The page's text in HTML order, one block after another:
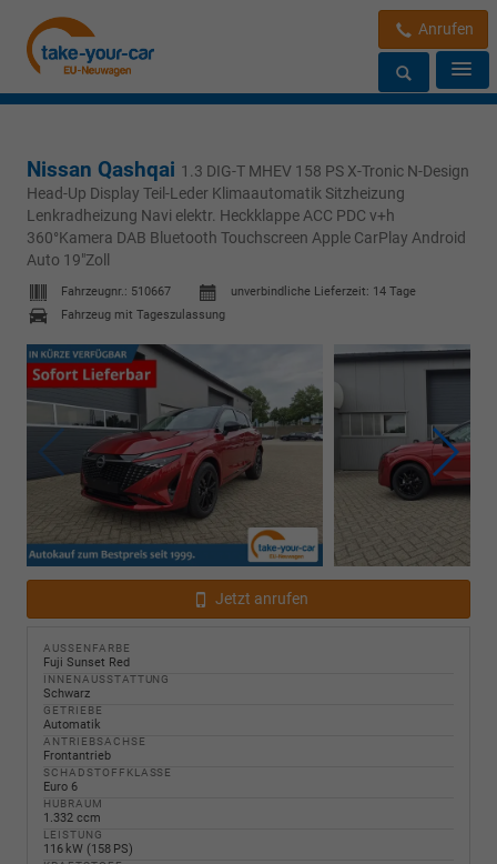
Anrufen
Nissan Qashqai 1.3 DIG-T MHEV 158 PS X-Tronic N-Design
Head-Up Display Teil-Leder Klimaautomatik Sitzheizung
Lenkradheizung Navi elektr. Heckklappe ACC PDC v+h
360°Kamera DAB Bluetooth Touchscreen Apple CarPlay Android
Auto 19"Zoll
Fahrzeugnr.: 510667 unverbindliche Lieferzeit: 14 Tage
Fahrzeug mit Tageszulassung
Jetzt anrufen
AUSSENFARBE
Fuji Sunset Red
INNENAUSSTATTUNG
Schwarz
GETRIEBE
Automatik
ANTRIEBSACHSE
Frontantrieb
SCHADSTOFFKLASSE
Euro 6
HUBRAUM
1.332 ccm
LEISTUNG
116 kW (158 PS)